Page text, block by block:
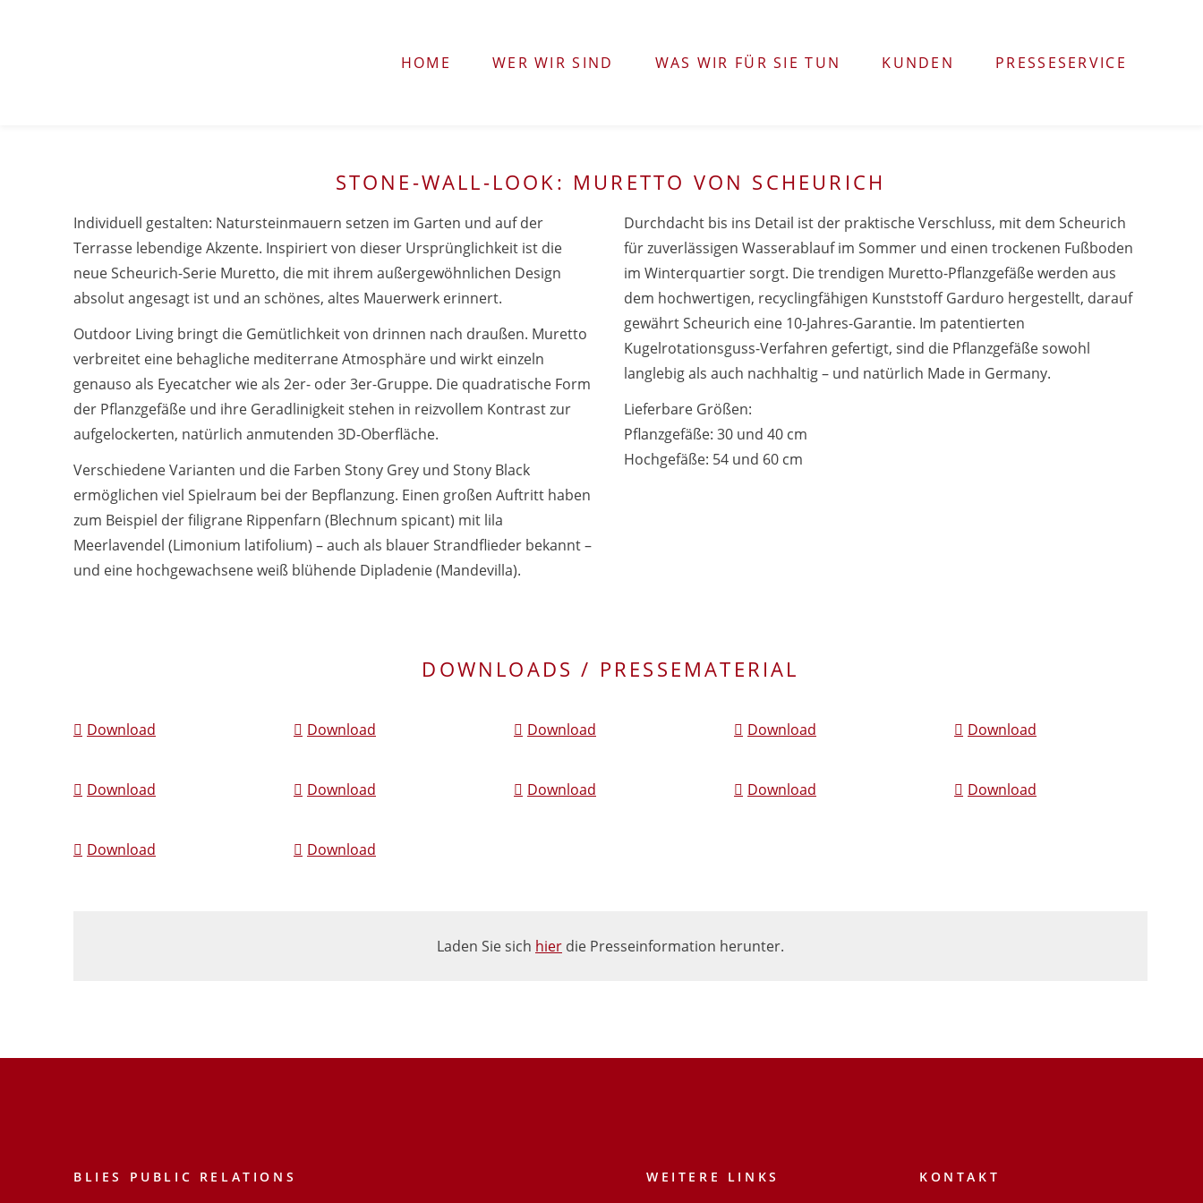
HOME WER WIR SIND WAS WIR FÜR SIE TUN KUNDEN PRESSESERVICE
STONE-WALL-LOOK: MURETTO VON SCHEURICH
Individuell gestalten: Natursteinmauern setzen im Garten und auf der
Terrasse lebendige Akzente. Inspiriert von dieser Ursprünglichkeit ist die
neue Scheurich-Serie Muretto, die mit ihrem außergewöhnlichen Design
absolut angesagt ist und an schönes, altes Mauerwerk erinnert.
Outdoor Living bringt die Gemütlichkeit von drinnen nach draußen. Muretto
verbreitet eine behagliche mediterrane Atmosphäre und wirkt einzeln
genauso als Eyecatcher wie als 2er- oder 3er-Gruppe. Die quadratische Form
der Pflanzgefäße und ihre Geradlinigkeit stehen in reizvollem Kontrast zur
aufgelockerten, natürlich anmutenden 3D-Oberfläche.
Verschiedene Varianten und die Farben Stony Grey und Stony Black
ermöglichen viel Spielraum bei der Bepflanzung. Einen großen Auftritt haben
zum Beispiel der filigrane Rippenfarn (Blechnum spicant) mit lila
Meerlavendel (Limonium latifolium) – auch als blauer Strandflieder bekannt –
und eine hochgewachsene weiß blühende Dipladenie (Mandevilla).
Durchdacht bis ins Detail ist der praktische Verschluss, mit dem Scheurich
für zuverlässigen Wasserablauf im Sommer und einen trockenen Fußboden
im Winterquartier sorgt. Die trendigen Muretto-Pflanzgefäße werden aus
dem hochwertigen, recyclingfähigen Kunststoff Garduro hergestellt, darauf
gewährt Scheurich eine 10-Jahres-Garantie. Im patentierten
Kugelrotationsguss-Verfahren gefertigt, sind die Pflanzgefäße sowohl
langlebig als auch nachhaltig – und natürlich Made in Germany.
Lieferbare Größen:
Pflanzgefäße: 30 und 40 cm
Hochgefäße: 54 und 60 cm
DOWNLOADS / PRESSEMATERIAL
Download Download Download Download Download
Download Download Download Download Download
Download Download
Laden Sie sich hier die Presseinformation herunter.
BLIES PUBLIC RELATIONS WEITERE LINKS KONTAKT